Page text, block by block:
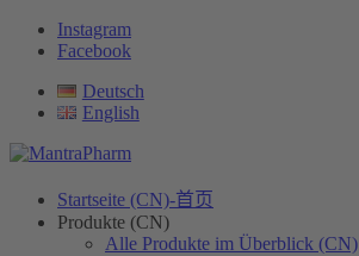
Instagram
Facebook
Deutsch
English
Startseite (CN)-首页
Produkte (CN)
Alle Produkte im Überblick (CN)